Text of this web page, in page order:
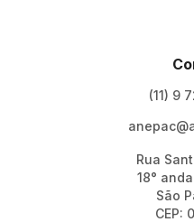
(11) 9
Rua
18°
São
CEP: